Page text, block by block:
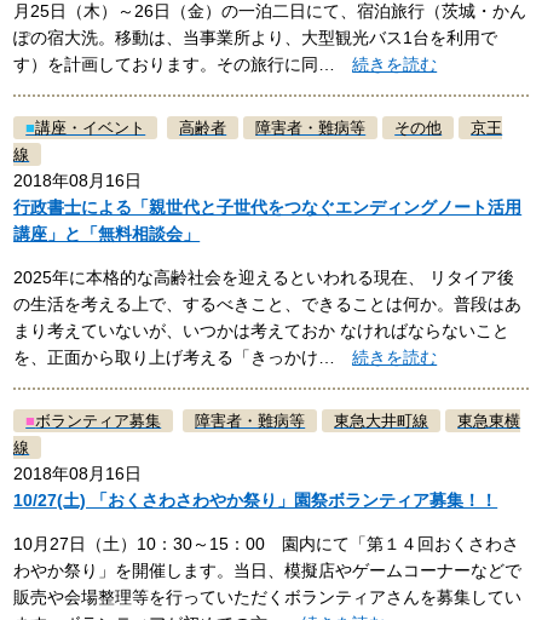
月25日（木）～26日（金）の一泊二日にて、宿泊旅行（茨城・かん
ぽの宿大洗。移動は、当事業所より、大型観光バス1台を利用で
す）を計画しております。その旅行に同…続きを読む
■講座・イベント 高齢者 障害者・難病等 その他
京王
線
2018年08月16日
行政書士による「親世代と子世代をつなぐエンディングノート活用
講座」と「無料相談会」
2025年に本格的な高齢社会を迎えるといわれる現在、 リタイア後
の生活を考える上で、するべきこと、できることは何か。普段はあ
まり考えていないが、いつかは考えておか なければならないこと
を、正面から取り上げ考える「きっかけ…続きを読む
■ボランティア募集 障害者・難病等 東急大井町線
東急東横
線
2018年08月16日
10/27(土) 「おくさわさわやか祭り」園祭ボランティア募集！！
10月27日（土）10：30～15：00 園内にて「第１４回おくさわさ
わやか祭り」を開催します。当日、模擬店やゲームコーナーなどで
販売や会場整理等を行っていただくボランティアさんを募集してい